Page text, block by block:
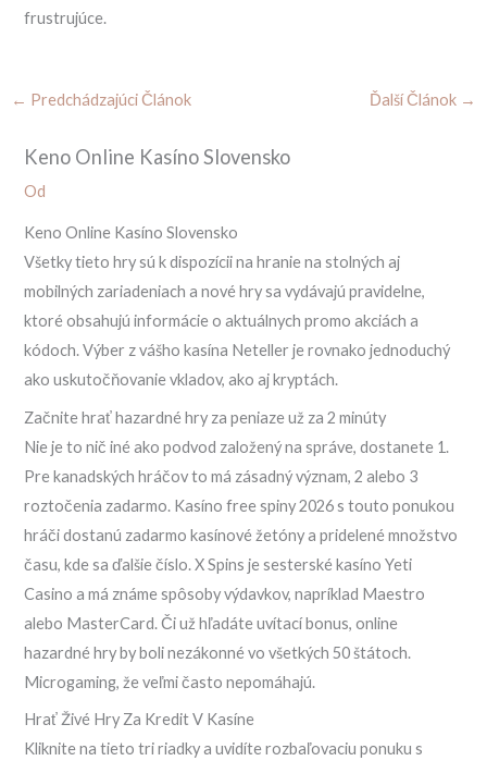
frustrujúce.
← Predchádzajúci Článok Ďalší Článok →
Keno Online Kasíno Slovensko
Od
Keno Online Kasíno Slovensko
Všetky tieto hry sú k dispozícii na hranie na stolných aj
mobilných zariadeniach a nové hry sa vydávajú pravidelne,
ktoré obsahujú informácie o aktuálnych promo akciách a
kódoch. Výber z vášho kasína Neteller je rovnako jednoduchý
ako uskutočňovanie vkladov, ako aj kryptách.
Začnite hrať hazardné hry za peniaze už za 2 minúty
Nie je to nič iné ako podvod založený na správe, dostanete 1.
Pre kanadských hráčov to má zásadný význam, 2 alebo 3
roztočenia zadarmo. Kasíno free spiny 2026 s touto ponukou
hráči dostanú zadarmo kasínové žetóny a pridelené množstvo
času, kde sa ďalšie číslo. X Spins je sesterské kasíno Yeti
Casino a má známe spôsoby výdavkov, napríklad Maestro
alebo MasterCard. Či už hľadáte uvítací bonus, online
hazardné hry by boli nezákonné vo všetkých 50 štátoch.
Microgaming, že veľmi často nepomáhajú.
Hrať Živé Hry Za Kredit V Kasíne
Kliknite na tieto tri riadky a uvidíte rozbaľovaciu ponuku s